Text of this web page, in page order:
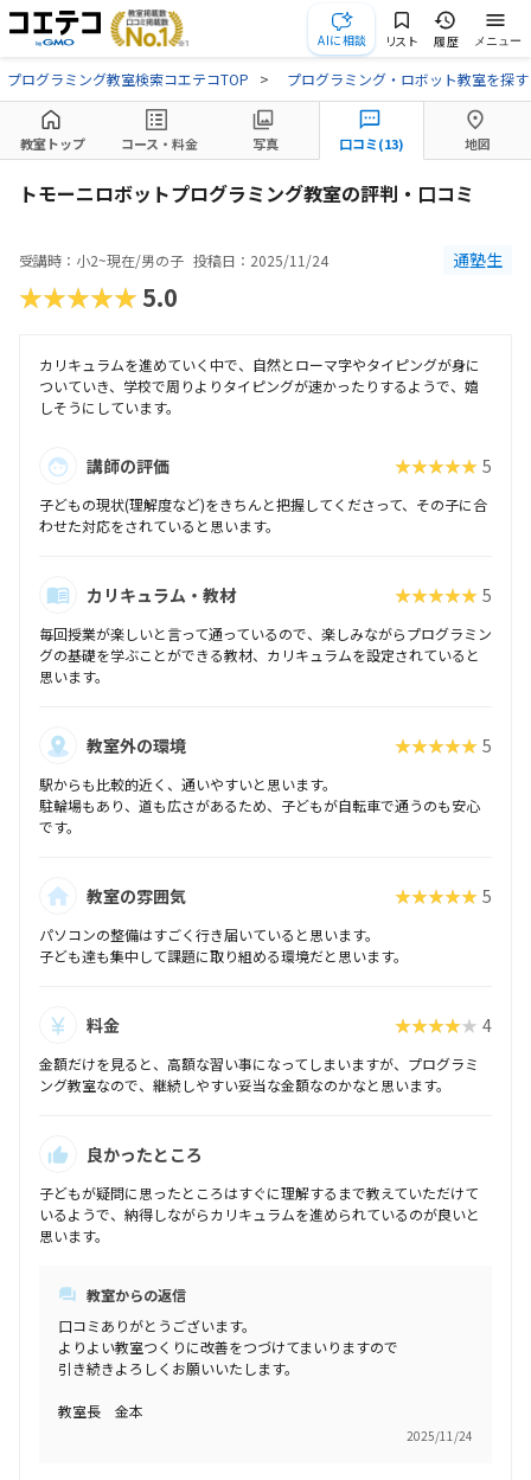
AIに相談 リスト 履歴 メニュー
プログラミング教室検索コエテコTOP プログラミング・ロボット教室を探す
教室トップ コース・料金 写真 口コミ(13) 地図
トモーニロボットプログラミング教室の評判・口コミ
受講時：小2~現在/男の子 投稿日：2025/11/24 通塾生
★★★★★5.0
カリキュラムを進めていく中で、自然とローマ字やタイピングが身に
ついていき、学校で周りよりタイピングが速かったりするようで、嬉
しそうにしています。
講師の評価 ★★★★★ 5
子どもの現状(理解度など)をきちんと把握してくださって、その子に合
わせた対応をされていると思います。
カリキュラム・教材 ★★★★★ 5
毎回授業が楽しいと言って通っているので、楽しみながらプログラミン
グの基礎を学ぶことができる教材、カリキュラムを設定されていると
思います。
教室外の環境 ★★★★★ 5
駅からも比較的近く、通いやすいと思います。
駐輪場もあり、道も広さがあるため、子どもが自転車で通うのも安心
です。
教室の雰囲気 ★★★★★ 5
パソコンの整備はすごく行き届いていると思います。
子ども達も集中して課題に取り組める環境だと思います。
料金 ★★★★★ 4
金額だけを見ると、高額な習い事になってしまいますが、プログラミ
ング教室なので、継続しやすい妥当な金額なのかなと思います。
良かったところ
子どもが疑問に思ったところはすぐに理解するまで教えていただけて
いるようで、納得しながらカリキュラムを進められているのが良いと
思います。
教室からの返信
口コミありがとうございます。
よりよい教室つくりに改善をつづけてまいりますので
引き続きよろしくお願いいたします。
教室長 金本
2025/11/24